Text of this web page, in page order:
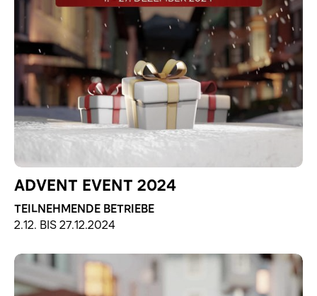
ADVENT EVENT 2024
TEILNEHMENDE BETRIEBE
2.12. BIS 27.12.2024